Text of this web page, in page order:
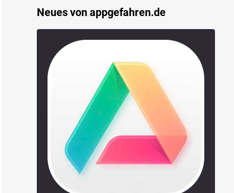
Neues von appgefahren.de